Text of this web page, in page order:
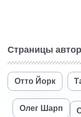
Страницы
Отто Йорк
Олег Шарп